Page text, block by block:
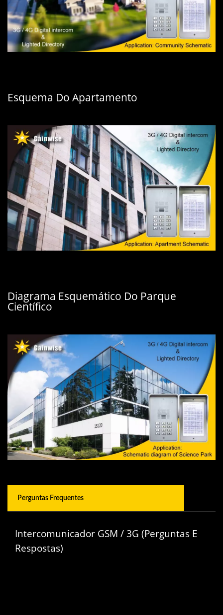
Esquema Do Apartamento
Diagrama Esquemático Do Parque
Científico
Perguntas Frequentes
Intercomunicador GSM / 3G (Perguntas E
Respostas)